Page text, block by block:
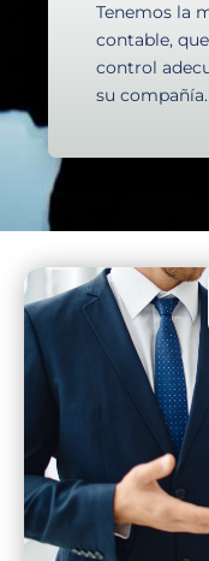
Tenemos la
contable,
control
su compañía.